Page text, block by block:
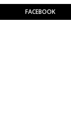
FACEBOOK